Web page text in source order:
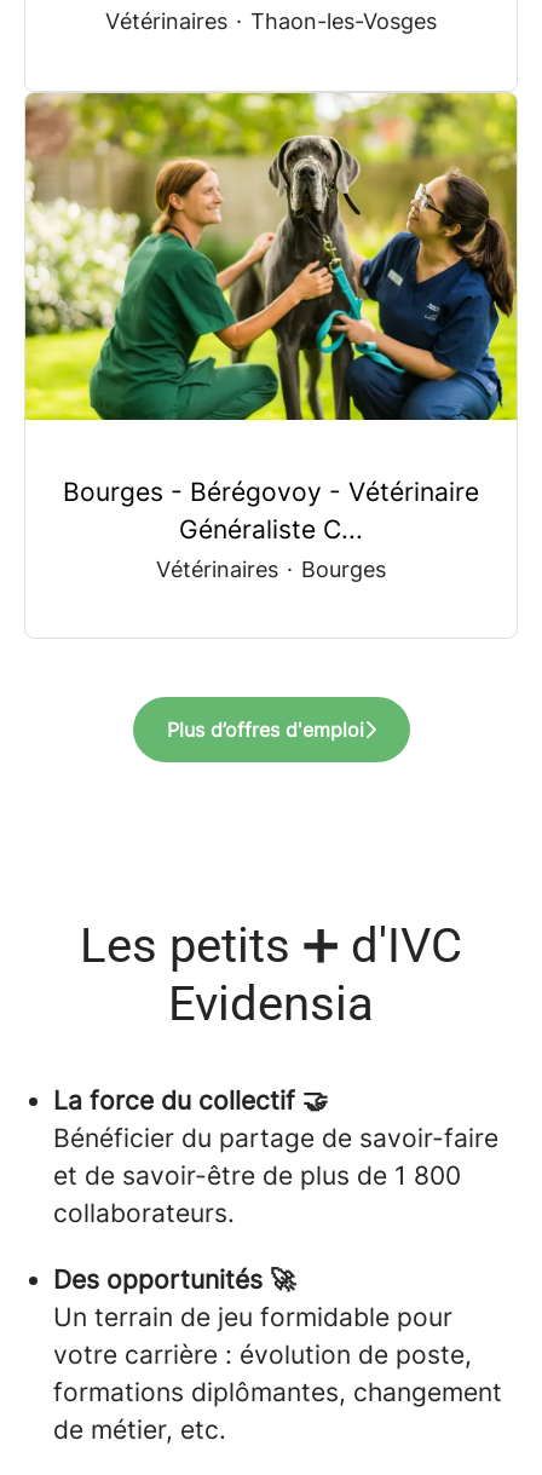
Vétérinaires · Thaon-les-Vosges
Bourges - Bérégovoy - Vétérinaire
Généraliste C...
Vétérinaires · Bourges
Plus d’offres d'emploi
Les petits ➕ d'IVC
Evidensia
La force du collectif 🤝
Bénéficier du partage de savoir-faire
et de savoir-être de plus de 1 800
collaborateurs.
Des opportunités 🚀
Un terrain de jeu formidable pour
votre carrière : évolution de poste,
formations diplômantes, changement
de métier, etc.